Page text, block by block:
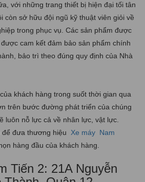
với những trang thiết bị hiện đại tối tân
còn sở hữu đội ngũ kỹ thuật viên giỏi về
trong phục vụ. Các sản phẩm được
cam kết đảm bảo sản phẩm chính
bảo trì theo đúng quy định của Nhà
khách hàng trong suốt thời gian qua
trên bước đường phát triển của chúng
luôn nỗ lực cả về nhân lực, vật lực.
đưa thương hiệu
Xe máy Nam
hàng đầu của khách hàng.
Tiến 2: 21A Nguyễn